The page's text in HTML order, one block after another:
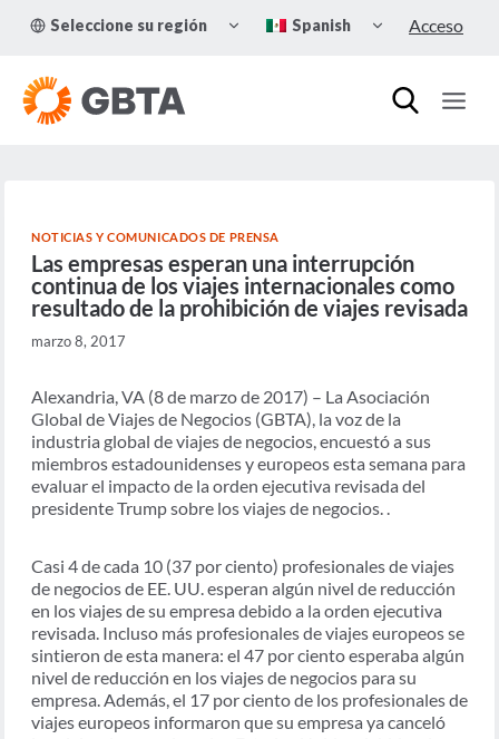
Seleccione su región
TOGGLE
CHILD
Spanish
CHILDAcceso
NOTICIAS Y COMUNICADOS DE PRENSA
Las empresas esperan una interrupción
continua de los viajes internacionales como
resultado de la prohibición de viajes revisada
marzo 8, 2017
Alexandria, VA (8 de marzo de 2017) – La Asociación
Global de Viajes de Negocios (GBTA), la voz de la
industria global de viajes de negocios, encuestó a sus
miembros estadounidenses y europeos esta semana para
evaluar el impacto de la orden ejecutiva revisada del
presidente Trump sobre los viajes de negocios. .
Casi 4 de cada 10 (37 por ciento) profesionales de viajes
de negocios de EE. UU. esperan algún nivel de reducción
en los viajes de su empresa debido a la orden ejecutiva
revisada. Incluso más profesionales de viajes europeos se
sintieron de esta manera: el 47 por ciento esperaba algún
nivel de reducción en los viajes de negocios para su
empresa. Además, el 17 por ciento de los profesionales de
viajes europeos informaron que su empresa ya canceló